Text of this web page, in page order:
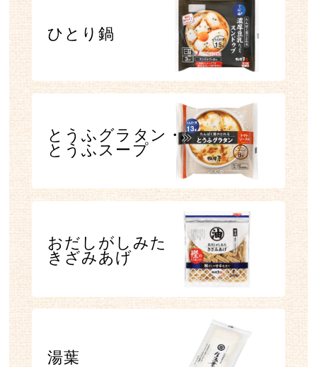
ひとり鍋
とうふグラタン・
とうふスープ
おだしがしみた
きざみあげ
湯葉